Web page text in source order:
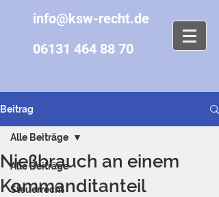
info@ksw-recht.de
06131 464 88 70
Beitrag
Alle Beiträge
Steuerrecht
Alle Beiträge
Nießbrauch an einem
Kommanditanteil